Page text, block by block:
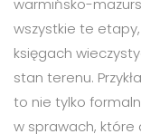
warmińsko-
wszystkie te
księgach
stan terenu.
to nie tylko
w sprawach, które